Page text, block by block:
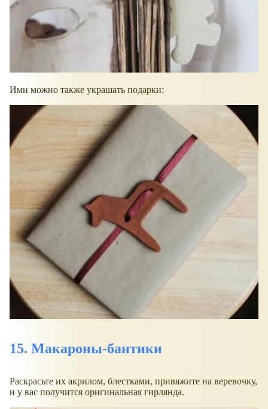
Ими можно также украшать подарки:
15. Макароны-бантики
Раскрасьте их акрилом, блестками, привяжите на веревочку,
и у вас получится оригинальная гирлянда.